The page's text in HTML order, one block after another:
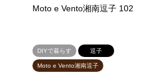
Moto e Vento湘南逗子 102
DIYで暮らす 逗子
Moto e Vento湘南逗子